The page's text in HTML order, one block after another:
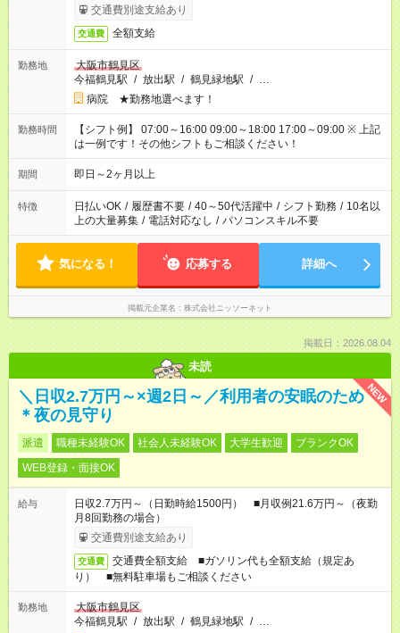
交通費別途支給あり
交通費 全額支給
勤務地
大阪市鶴見区
今福鶴見駅 / 放出駅 / 鶴見緑地駅 / …
病院 ★勤務地選べます！
勤務時間
【シフト例】 07:00～16:00 09:00～18:00 17:00～09:00 ※ 上記
は一例です！その他シフトもご相談ください！
期間 即日～2ヶ月以上
特徴 日払いOK / 履歴書不要 / 40～50代活躍中 / シフト勤務 / 10名以
上の大量募集 / 電話対応なし / パソコンスキル不要
気になる！ 応募する 詳細へ
掲載元企業名 株式会社ニッソーネット
掲載日：2026.08.04
未読
NEW
＼日収2.7万円～×週2日～／利用者の安眠のため
＊夜の見守り
派遣 職種未経験OK 社会人未経験OK 大学生歓迎
ブランクOK
WEB登録・面接OK
給与
日収2.7万円～（日勤時給1500円） ■月収例21.6万円～（夜勤
月8回勤務の場合）
交通費別途支給あり
交通費
交通費全額支給 ■ガソリン代も全額支給（規定あ
り） ■無料駐車場もご相談ください
勤務地
大阪市鶴見区
今福鶴見駅 / 放出駅 / 鶴見緑地駅 / …